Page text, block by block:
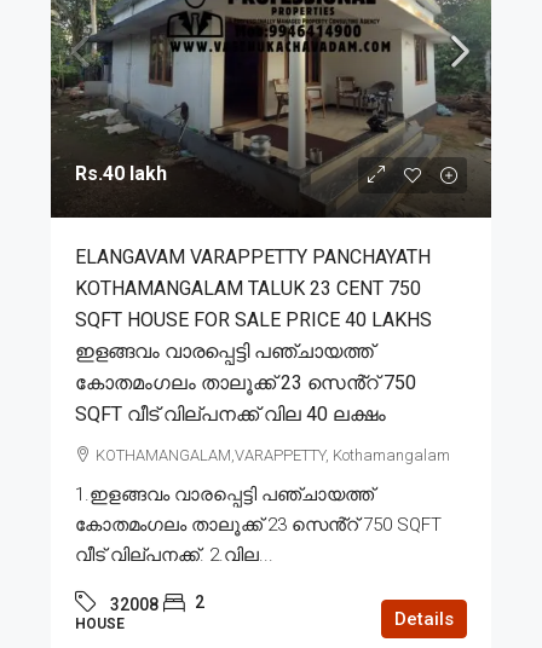
Rs.40 lakh
ELANGAVAM VARAPPETTY PANCHAYATH
KOTHAMANGALAM TALUK 23 CENT 750
SQFT HOUSE FOR SALE PRICE 40 LAKHS
ഇളങ്ങവം വാരപ്പെട്ടി പഞ്ചായത്ത്
കോതമംഗലം താലൂക്ക് 23 സെൻ്റ് 750
SQFT വീട് വില്പനക്ക് വില 40 ലക്ഷം
KOTHAMANGALAM,VARAPPETTY, Kothamangalam
1.ഇളങ്ങവം വാരപ്പെട്ടി പഞ്ചായത്ത്
കോതമംഗലം താലൂക്ക് 23 സെൻ്റ് 750 SQFT
വീട് വില്പനക്ക്. 2.വില...
32008 2
HOUSE Details